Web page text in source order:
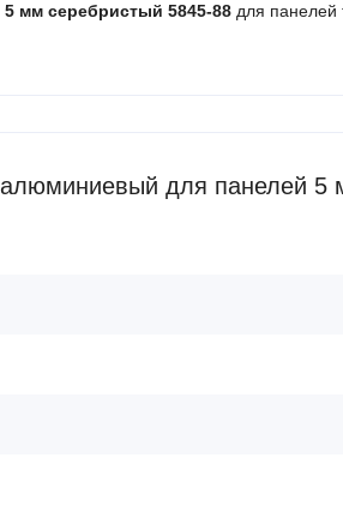
мм серебристый 5845-88 для панелей
для панелей 5